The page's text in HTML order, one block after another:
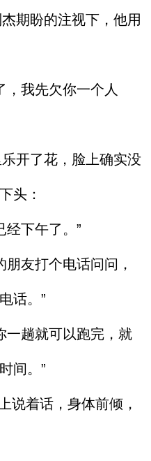
期盼的注视下，他用
我先欠你一个人
开了花，脸上确实没
头：
下午了。”
友打个电话问问，
话。”
趟就可以跑完，就
间。”
说着话，身体前倾，